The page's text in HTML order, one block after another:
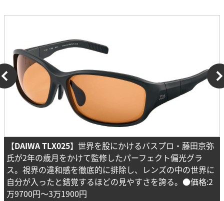
【DAIWA TLX025】世界を股にかけるバスプロ・藤田京弥
氏が2年の歳月をかけて監修したパーフェクト偏光グラ
ス。視界の違和感を徹底的に排除し、レンズの中の世界に
自分が入ったと錯覚するほどの見やすさを誇る。●価格:2
万9700円〜3万1900円